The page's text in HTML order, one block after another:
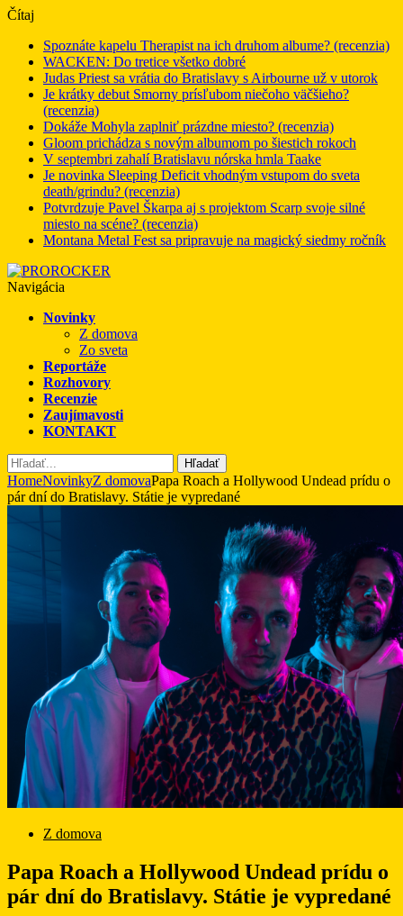
Čítaj
Spoznáte kapelu Therapist na ich druhom albume? (recenzia)
WACKEN: Do tretice všetko dobré
Judas Priest sa vrátia do Bratislavy s Airbourne už v utorok
Je krátky debut Smorny prísľubom niečoho väčšieho?
(recenzia)
Dokáže Mohyla zaplniť prázdne miesto? (recenzia)
Gloom prichádza s novým albumom po šiestich rokoch
V septembri zahalí Bratislavu nórska hmla Taake
Je novinka Sleeping Deficit vhodným vstupom do sveta
death/grindu? (recenzia)
Potvrdzuje Pavel Škarpa aj s projektom Scarp svoje silné
miesto na scéne? (recenzia)
Montana Metal Fest sa pripravuje na magický siedmy ročník
Navigácia
Novinky
Z domova
Zo sveta
Reportáže
Rozhovory
Recenzie
Zaujímavosti
KONTAKT
Hľadať
HomeNovinkyZ domovaPapa Roach a Hollywood Undead prídu o
pár dní do Bratislavy. Státie je vypredané
Z domova
Papa Roach a Hollywood Undead prídu o
pár dní do Bratislavy. Státie je vypredané